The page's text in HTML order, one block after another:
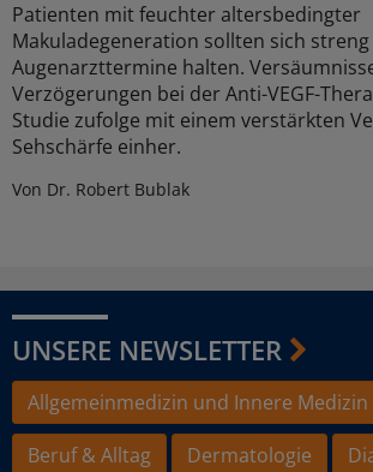
Patienten mit feuchter altersbedingter
Makuladegeneration sollten sich
Augenarzttermine halten.
Verzögerungen bei der Anti-VEGF-
Studie zufolge mit einem verstärkten
Sehschärfe einher.
Von Dr. Robert Bublak
UNSERE NEWSLETTER
Allgemeinmedizin und Innere Medizin
Beruf & Alltag
Dermatologie